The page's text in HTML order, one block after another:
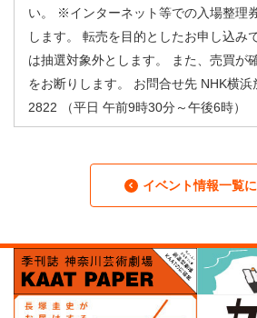
い。 ※インターネット等での入場整理
します。 転売を目的としたお申し込み
は抽選対象外とします。 また、売買が
をお断りします。 お問合せ先 NHK横
2822 （平日 午前9時30分～午後6時）
イベント情報一覧